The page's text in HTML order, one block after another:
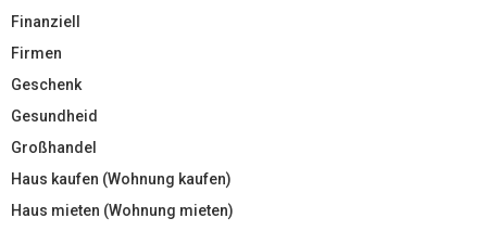
Finanziell
Firmen
Geschenk
Gesundheid
Großhandel
Haus kaufen (Wohnung kaufen)
Haus mieten (Wohnung mieten)